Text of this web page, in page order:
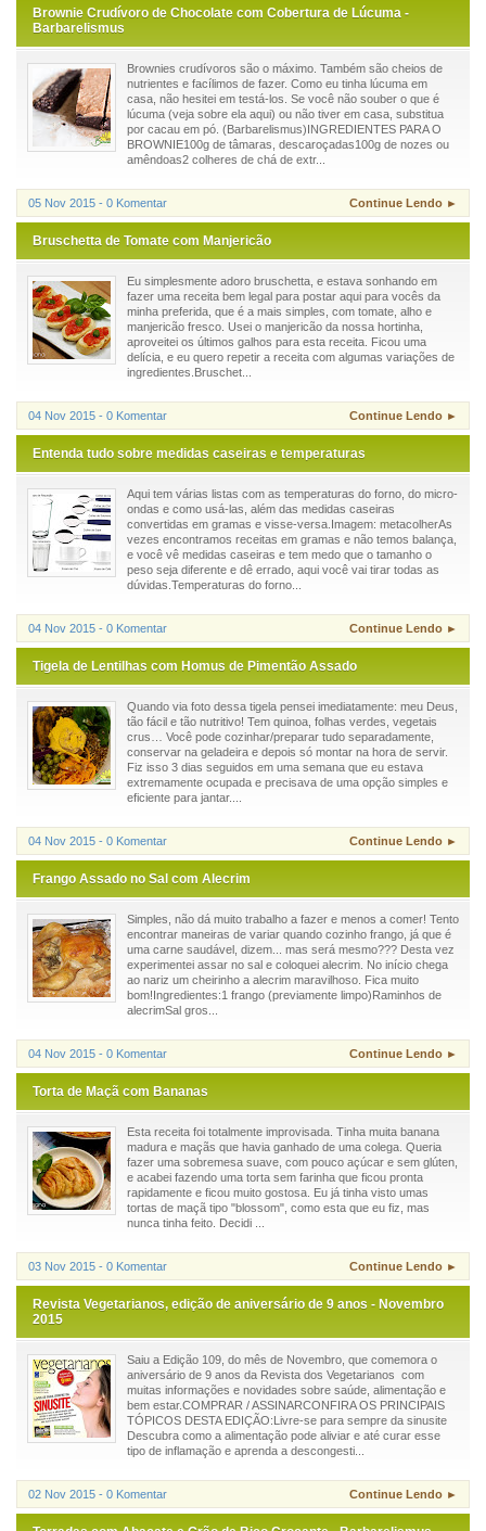
Brownie Crudívoro de Chocolate com Cobertura de Lúcuma -
Barbarelismus
Brownies crudívoros são o máximo. Também são cheios de
nutrientes e facílimos de fazer. Como eu tinha lúcuma em
casa, não hesitei em testá-los. Se você não souber o que é
lúcuma (veja sobre ela aqui) ou não tiver em casa, substitua
por cacau em pó. (Barbarelismus)INGREDIENTES PARA O
BROWNIE100g de tâmaras, descaroçadas100g de nozes ou
amêndoas2 colheres de chá de extr...
05 Nov 2015 - 0 Komentar Continue Lendo ►
Bruschetta de Tomate com Manjericão
Eu simplesmente adoro bruschetta, e estava sonhando em
fazer uma receita bem legal para postar aqui para vocês da
minha preferida, que é a mais simples, com tomate, alho e
manjericão fresco. Usei o manjericão da nossa hortinha,
aproveitei os últimos galhos para esta receita. Ficou uma
delícia, e eu quero repetir a receita com algumas variações de
ingredientes.Bruschet...
04 Nov 2015 - 0 Komentar Continue Lendo ►
Entenda tudo sobre medidas caseiras e temperaturas
Aqui tem várias listas com as temperaturas do forno, do micro-
ondas e como usá-las, além das medidas caseiras
convertidas em gramas e visse-versa.Imagem: metacolherAs
vezes encontramos receitas em gramas e não temos balança,
e você vê medidas caseiras e tem medo que o tamanho o
peso seja diferente e dê errado, aqui você vai tirar todas as
dúvidas.Temperaturas do forno...
04 Nov 2015 - 0 Komentar Continue Lendo ►
Tigela de Lentilhas com Homus de Pimentão Assado
Quando via foto dessa tigela pensei imediatamente: meu Deus,
tão fácil e tão nutritivo! Tem quinoa, folhas verdes, vegetais
crus… Você pode cozinhar/preparar tudo separadamente,
conservar na geladeira e depois só montar na hora de servir.
Fiz isso 3 dias seguidos em uma semana que eu estava
extremamente ocupada e precisava de uma opção simples e
eficiente para jantar....
04 Nov 2015 - 0 Komentar Continue Lendo ►
Frango Assado no Sal com Alecrim
Simples, não dá muito trabalho a fazer e menos a comer! Tento
encontrar maneiras de variar quando cozinho frango, já que é
uma carne saudável, dizem... mas será mesmo??? Desta vez
experimentei assar no sal e coloquei alecrim. No início chega
ao nariz um cheirinho a alecrim maravilhoso. Fica muito
bom!Ingredientes:1 frango (previamente limpo)Raminhos de
alecrimSal gros...
04 Nov 2015 - 0 Komentar Continue Lendo ►
Torta de Maçã com Bananas
Esta receita foi totalmente improvisada. Tinha muita banana
madura e maçãs que havia ganhado de uma colega. Queria
fazer uma sobremesa suave, com pouco açúcar e sem glúten,
e acabei fazendo uma torta sem farinha que ficou pronta
rapidamente e ficou muito gostosa. Eu já tinha visto umas
tortas de maçã tipo "blossom", como esta que eu fiz, mas
nunca tinha feito. Decidi ...
03 Nov 2015 - 0 Komentar Continue Lendo ►
Revista Vegetarianos, edição de aniversário de 9 anos - Novembro
2015
Saiu a Edição 109, do mês de Novembro, que comemora o
aniversário de 9 anos da Revista dos Vegetarianos com
muitas informações e novidades sobre saúde, alimentação e
bem estar.COMPRAR / ASSINARCONFIRA OS PRINCIPAIS
TÓPICOS DESTA EDIÇÃO:Livre-se para sempre da sinusite
Descubra como a alimentação pode aliviar e até curar esse
tipo de inflamação e aprenda a descongesti...
02 Nov 2015 - 0 Komentar Continue Lendo ►